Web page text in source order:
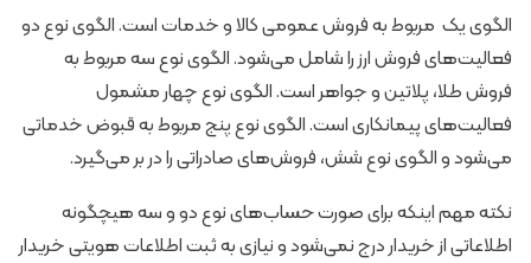
الگوی یک مربوط به فروش عمومی کالا و خدمات است. الگوی نوع دو
فعالیت‌های فروش ارز را شامل می‌شود. الگوی نوع سه مربوط به
فروش طلا، پلاتین و جواهر است. الگوی نوع چهار مشمول
فعالیت‌های پیمانکاری است. الگوی نوع پنج مربوط به قبوض خدماتی
می‌شود و الگوی نوع شش، فروش‌های صادراتی را در بر می‌گیرد.
نکته مهم اینکه برای صورت حساب‌های نوع دو و سه هیچگونه
اطلاعاتی از خریدار درج نمی‌شود و نیازی به ثبت اطلاعات هویتی خریدار